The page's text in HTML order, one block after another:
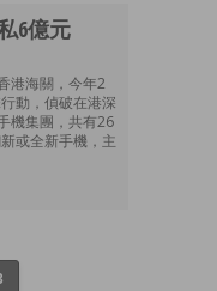
6億元
港海關，今年2
動，偵破在港深
機集團，共有26
或全新手機，主